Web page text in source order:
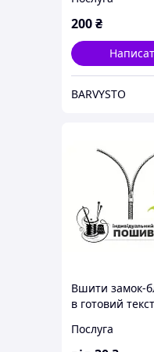
200₴
BARVYSTO
Вшити замок-
в готовий
наволочка,
Послуга